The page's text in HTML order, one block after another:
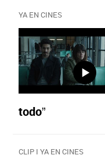
YA EN CINES
todo”
CLIP I YA EN CINES